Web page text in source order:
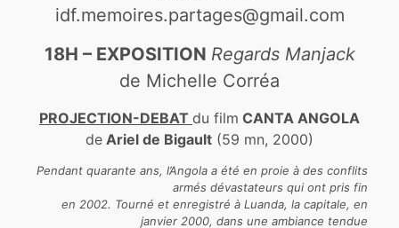
idf.memoires.partages@gmail.com
18H – EXPOSITION Regards Manjack
de Michelle Corréa
PROJECTION-DEBAT du film CANTA ANGOLA
de Ariel de Bigault (59 mn, 2000)
Pendant quarante ans, l’Angola a été en proie à des conflits
armés dévastateurs qui ont pris fin
en 2002. Tourné et enregistré à Luanda, la capitale, en
janvier 2000, dans une ambiance tendue